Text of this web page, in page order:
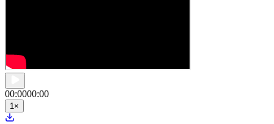
00:0000:00
1 ×